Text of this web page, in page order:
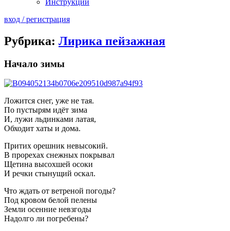
вход / регистрация
Рубрика: Лирика пейзажная
Начало зимы
Ложится снег, уже не тая.
По пустырям идёт зима
И, лужи льдинками латая,
Обходит хаты и дома.
Притих орешник невысокий.
В прорехах снежных покрывал
Щетина высохшей осоки
И речки стынущий оскал.
Что ждать от ветреной погоды?
Под кровом белой пелены
Земли осенние невзгоды
Надолго ли погребены?